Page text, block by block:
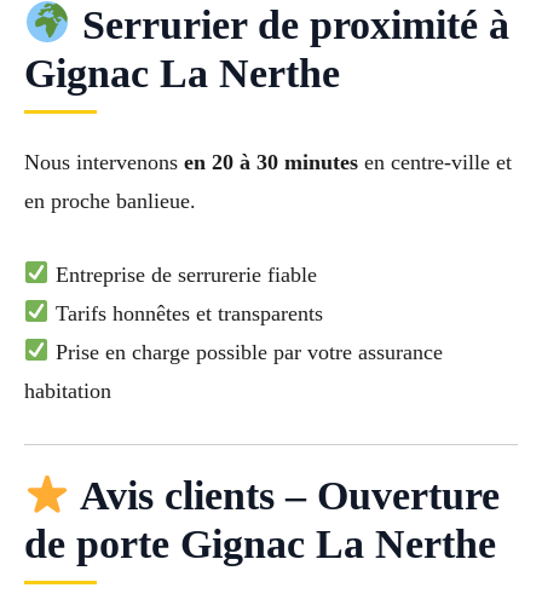
Serrurier de proximité à
Gignac La Nerthe
Nous intervenons en 20 à 30 minutes en centre-ville et
en proche banlieue.
Entreprise de serrurerie fiable
Tarifs honnêtes et transparents
Prise en charge possible par votre assurance
habitation
Avis clients – Ouverture
de porte Gignac La Nerthe